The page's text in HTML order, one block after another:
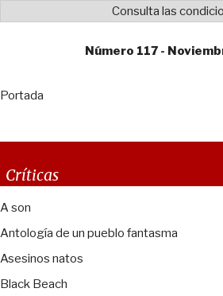
Consulta las
Número 117 -
Portada
Críticas
A son
Antología de un pueblo fantasma
Asesinos natos
Black Beach